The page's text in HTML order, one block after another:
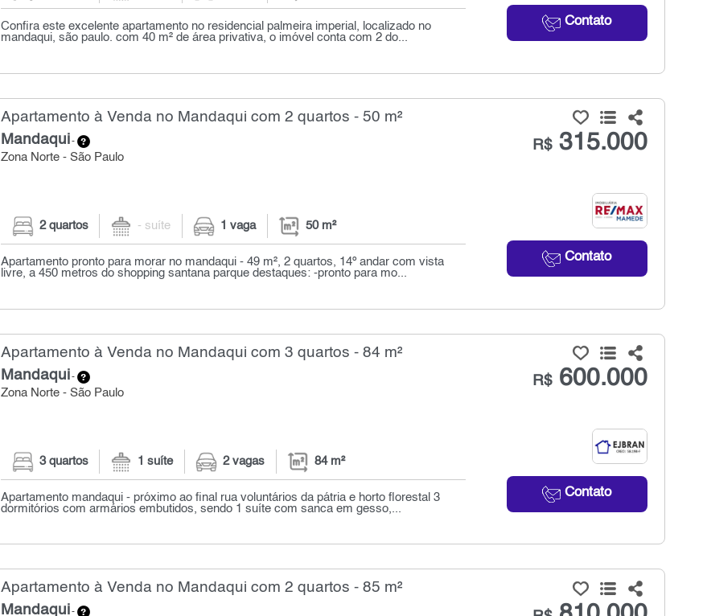
Contato
Confira este excelente apartamento no residencial palmeira imperial, localizado no
mandaqui, são paulo. com 40 m² de área privativa, o imóvel conta com 2 do...
Apartamento à Venda no Mandaqui com 2 quartos - 50 m²
Mandaqui-
Zona Norte - São Paulo
R$315.000
Contato
2 quartos - suíte 1 vaga 50 m²
Apartamento pronto para morar no mandaqui - 49 m², 2 quartos, 14º andar com vista
livre, a 450 metros do shopping santana parque destaques: -pronto para mo...
Apartamento à Venda no Mandaqui com 3 quartos - 84 m²
Mandaqui-
Zona Norte - São Paulo
R$600.000
Contato
3 quartos 1 suíte 2 vagas 84 m²
Apartamento mandaqui - próximo ao final rua voluntários da pátria e horto florestal 3
dormitórios com armários embutidos, sendo 1 suíte com sanca em gesso,...
Apartamento à Venda no Mandaqui com 2 quartos - 85 m²
Mandaqui-